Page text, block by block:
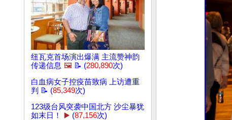
纽瓦克首场演出爆满 主流赞神韵
传递信息 🖼️ 📝 (280,890次)
白血病女子控疫苗致病 上访遭重
判 📝 (85,349次)
123级台风突袭中国北方 沙尘暴犹
如末日！
▶️ (87,156次)